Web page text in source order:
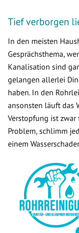
Tief verborgen
In den meisten
Gesprächsthema,
Kanalisation sind
gelangen allerlei
haben. In den
ansonsten läuft das
Verstopfung ist
Problem, schlimm
einem